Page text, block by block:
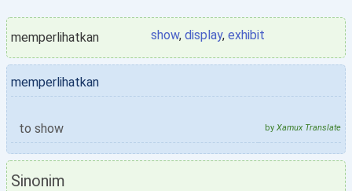
memperlihatkan show, display, exhibit
memperlihatkan
to show by Xamux Translate
Sinonim